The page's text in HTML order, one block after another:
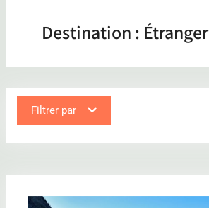
Destination : Étranger
Filtrer par